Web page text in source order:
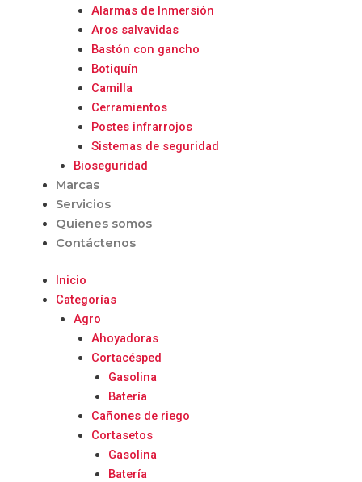
Alarmas de Inmersión
Aros salvavidas
Bastón con gancho
Botiquín
Camilla
Cerramientos
Postes infrarrojos
Sistemas de seguridad
Bioseguridad
Marcas
Servicios
Quienes somos
Contáctenos
Inicio
Categorías
Agro
Ahoyadoras
Cortacésped
Gasolina
Batería
Cañones de riego
Cortasetos
Gasolina
Batería